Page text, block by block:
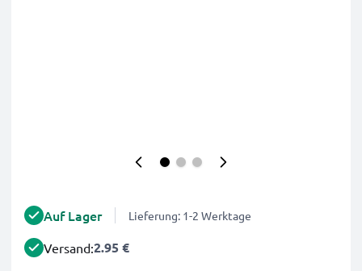
Auf Lager Lieferung: 1-2 Werktage
Versand:2.95 €